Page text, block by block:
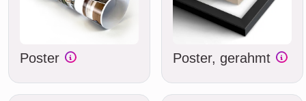
Poster Poster, gerahmt